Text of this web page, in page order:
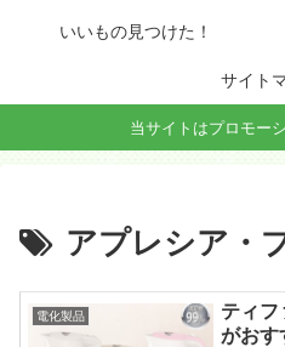
いいもの見つけた！
サイト
当サイトはプロモー
アプレシア・
電化製品
ティフ
がおす